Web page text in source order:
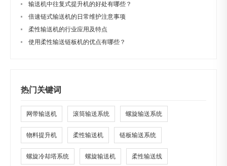
输送机中往复式提升机的好处有哪些？
倍速链式输送机的日常维护注意事项
柔性输送机的行业应用及特点
使用柔性输送链板机的优点有哪些？
热门关键词
网带输送机 滚筒输送系统 螺旋输送系统
物料提升机 柔性输送机 链板输送系统
螺旋冷却塔系统 螺旋输送机 柔性输送线